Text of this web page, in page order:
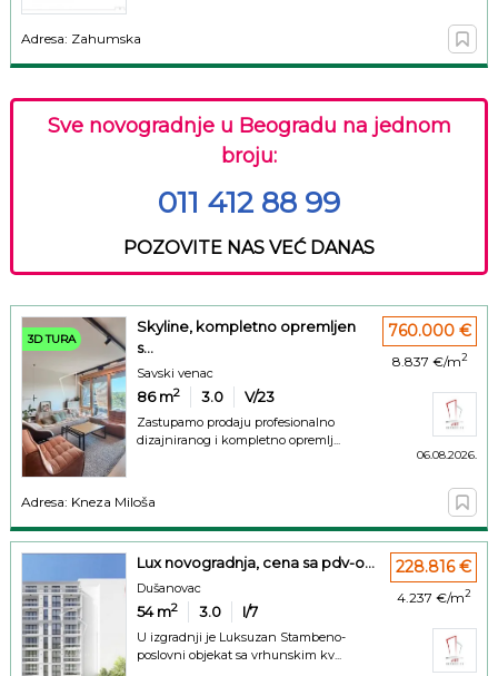
Adresa: Zahumska
Sve novogradnje u Beogradu na jednom
broju:
011 412 88 99
POZOVITE NAS VEĆ DANAS
3D TURA
Skyline, kompletno opremljen
s...
Savski venac
86m2 3.0 V/23
Zastupamo prodaju profesionalno
dizajniranog i kompletno opremlj...
760.000 €
8.837 €/m2
06.08.2026.
Adresa: Kneza Miloša
Lux novogradnja, cena sa pdv-o...
Dušanovac
54m2 3.0 I/7
U izgradnji je Luksuzan Stambeno-
poslovni objekat sa vrhunskim kv...
228.816 €
4.237 €/m2